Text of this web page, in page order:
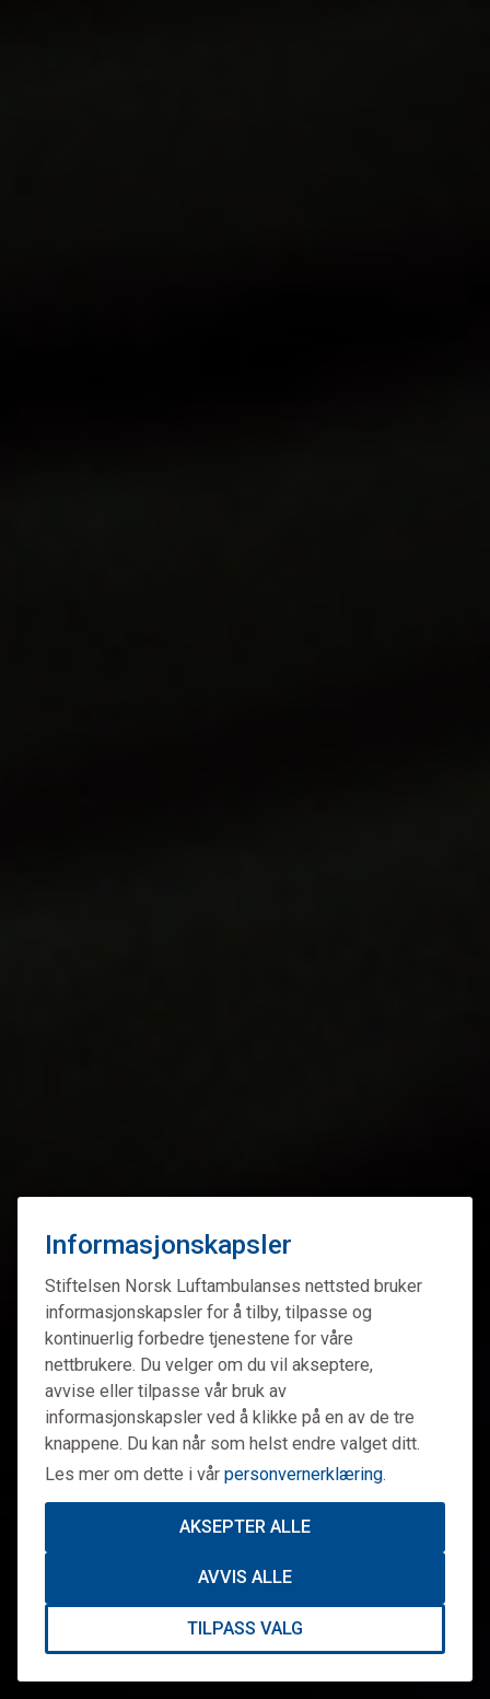
Informasjonskapsler
Stiftelsen Norsk Luftambulanses nettsted bruker
informasjonskapsler for å tilby, tilpasse og
kontinuerlig forbedre tjenestene for våre
nettbrukere. Du velger om du vil akseptere,
avvise eller tilpasse vår bruk av
informasjonskapsler ved å klikke på en av de tre
knappene. Du kan når som helst endre valget ditt.
Les mer om dette i vår personvernerklæring.
AKSEPTER ALLE
AVVIS ALLE
TILPASS VALG